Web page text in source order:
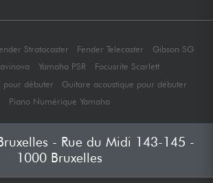
Stratocaster Fender Telecaster
Gibson SG
Yamaha PSR
Focusrite Scarlett
pour débuter
Guitare acoustique pour débuter
Piano Numérique Yamaha
- Rue du Midi 143-145 -
1000 Bruxelles